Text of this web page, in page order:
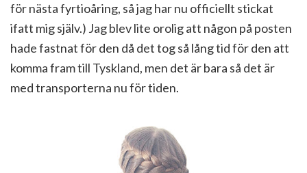
för nästa fyrtioåring, så jag har nu officiellt stickat
ifatt mig själv.) Jag blev lite orolig att någon på posten
hade fastnat för den då det tog så lång tid för den att
komma fram till Tyskland, men det är bara så det är
med transporterna nu för tiden.